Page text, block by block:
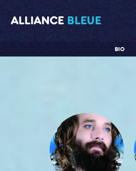
ALLIANCE BLEUE
BIO